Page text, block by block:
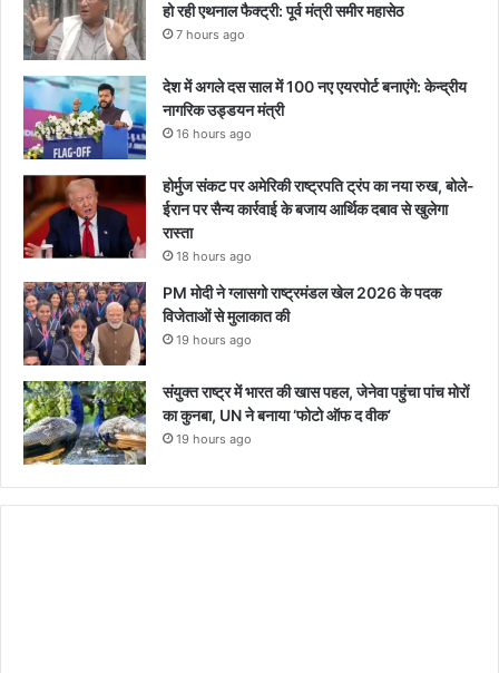
हो रही एथनाल फैक्ट्री: पूर्व मंत्री समीर महासेठ
7 hours ago
देश में अगले दस साल में 100 नए एयरपोर्ट बनाएंगे: केन्द्रीय
नागरिक उड्डयन मंत्री
16 hours ago
होर्मुज संकट पर अमेरिकी राष्ट्रपति ट्रंप का नया रुख, बोले-
ईरान पर सैन्य कार्रवाई के बजाय आर्थिक दबाव से खुलेगा
रास्ता
18 hours ago
PM मोदी ने ग्लासगो राष्ट्रमंडल खेल 2026 के पदक
विजेताओं से मुलाकात की
19 hours ago
संयुक्त राष्ट्र में भारत की खास पहल, जेनेवा पहुंचा पांच मोरों
का कुनबा, UN ने बनाया ‘फोटो ऑफ द वीक’
19 hours ago